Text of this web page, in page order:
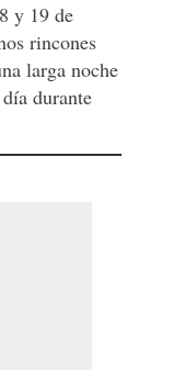
y 19 de
rincones
larga noche
durante